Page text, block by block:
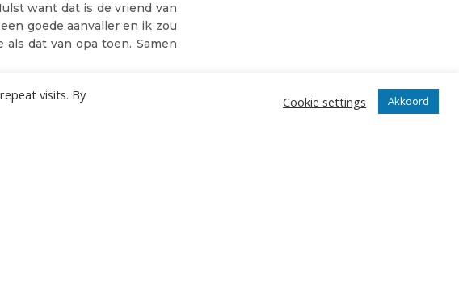
want dat is de vriend van
goede aanvaller en ik zou
dat van opa toen. Samen
visits. By
Cookie settings Akkoord